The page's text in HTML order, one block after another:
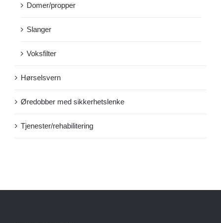
Domer/propper
Slanger
Voksfilter
Hørselsvern
Øredobber med sikkerhetslenke
Tjenester/rehabilitering